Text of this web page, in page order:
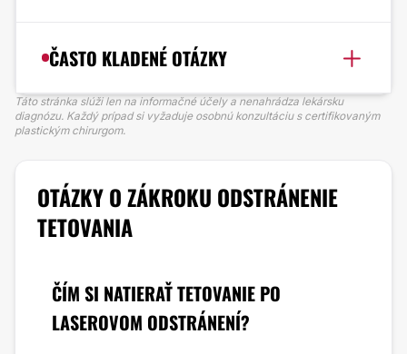
ČASTO KLADENÉ OTÁZKY
Táto stránka slúži len na informačné účely a nenahrádza lekársku
diagnózu. Každý prípad si vyžaduje osobnú konzultáciu s certifikovaným
plastickým chirurgom.
OTÁZKY O ZÁKROKU ODSTRÁNENIE
TETOVANIA
ČÍM SI NATIERAŤ TETOVANIE PO
LASEROVOM ODSTRÁNENÍ?